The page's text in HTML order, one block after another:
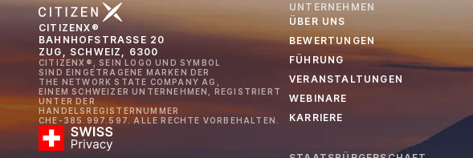
CITIZENX®
BAHNHOFSTRASSE 20
ZUG, SCHWEIZ, 6300
CITIZENX®, SEIN LOGO UND SYMBOL
SIND EINGETRAGENE MARKEN DER
THE NETWORK STATE COMPANY AG,
EINEM SCHWEIZER UNTERNEHMEN, REGISTRIERT
UNTER DER
HANDELSREGISTERNUMMER
CHE-385.997.597. ALLE RECHTE VORBEHALTEN.
UNTERNEHMEN
ÜBER UNS
BEWERTUNGEN
FÜHRUNG
VERANSTALTUNGEN
WEBINARE
KARRIERE